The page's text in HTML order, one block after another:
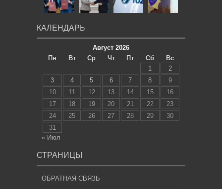
КАЛЕНДАРЬ
Август 2026
Пн
Вт Ср Чт Пт Сб
Вс
1
2
3
4 5 6 7 8
9
10
11 12 13 14 15
16
17
18 19 20 21 22
23
24
25 26 27 28 29
30
31
« Июл
СТРАНИЦЫ
ОБРАТНАЯ СВЯЗЬ